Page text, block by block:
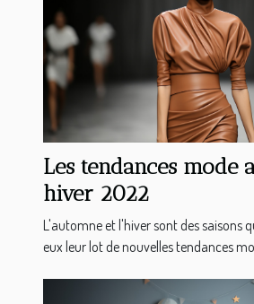
Les tendances mode
hiver 2022
L'automne et l'hiver sont des saisons
eux leur lot de nouvelles tendances